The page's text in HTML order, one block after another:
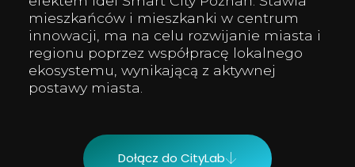
mieszkańców i mieszkanki w centrum
innowacji, ma na celu rozwijanie miasta i
regionu poprzez współpracę lokalnego
ekosystemu, wynikającą z aktywnej
postawy miasta.
Dołącz do CityLab